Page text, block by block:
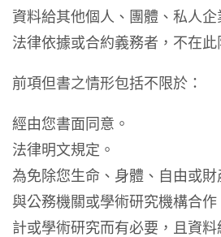
資料給其他個人、團體、私人
法律依據或合約義務者，不在此
前項但書之情形包括不限於：
經由您書面同意。
法律明文規定。
為免除您生命、身體、自由或財
與公務機關或學術研究機構合
計或學術研究而有必要，且資